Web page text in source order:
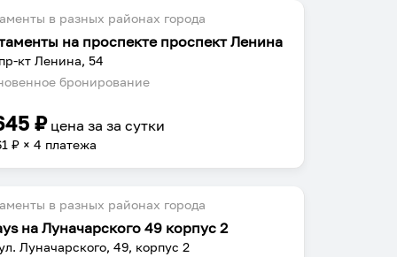
в разных районах города
на проспекте проспект Ленина
кт Ленина, 54
бронирование
₽ цена заза сутки
₽ × 4 платежа
в разных районах города
на Луначарского 49 корпус 2
Луначарского, 49, корпус 2